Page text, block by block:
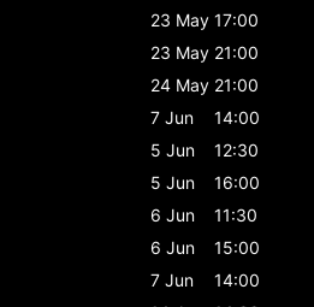
23 May 17:00
23 May 21:00
24 May 21:00
7 Jun
14:00
5 Jun
12:30
5 Jun
16:00
6 Jun
11:30
6 Jun
15:00
7 Jun
14:00